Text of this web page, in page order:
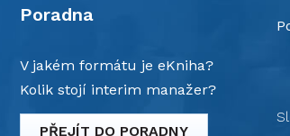
Poradna
V jakém formátu je eKniha?
Kolik stojí interim manažer?
PŘEJÍT DO PORADNY